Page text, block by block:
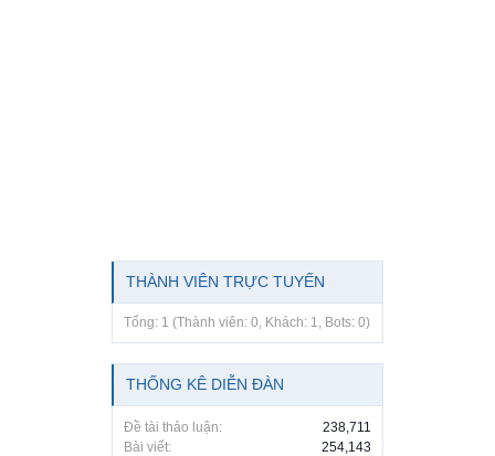
THÀNH VIÊN TRỰC TUYẾN
Tổng: 1 (Thành viên: 0, Khách: 1, Bots: 0)
THỐNG KÊ DIỄN ĐÀN
Đề tài thảo luận:
238,711
Bài viết:
254,143